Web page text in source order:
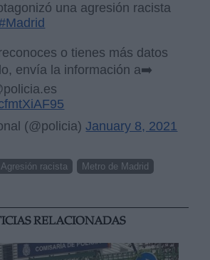
una agresión racista
o tienes más datos
envía la información a➡️
(@policia)January 8, 2021
Agresión racista
Metro de Madrid
RELACIONADAS